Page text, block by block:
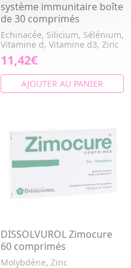
système immunitaire boîte
de 30 comprimés
Echinacée, Silicium, Sélénium,
Vitamine d, Vitamine d3, Zinc
11,42€
AJOUTER AU PANIER
DISSOLVUROL Zimocure
60 comprimés
Molybdène, Zinc